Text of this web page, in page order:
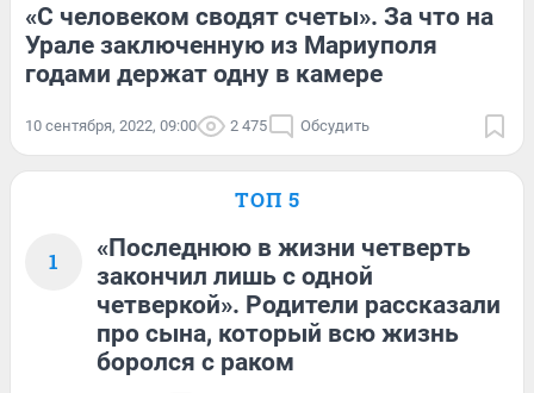
«С человеком сводят счеты». За что на
Урале заключенную из Мариуполя
годами держат одну в камере
10 сентября, 2022, 09:00 2 475 Обсудить
ТОП 5
1
«Последнюю в жизни четверть
закончил лишь с одной
четверкой». Родители рассказали
про сына, который всю жизнь
боролся с раком